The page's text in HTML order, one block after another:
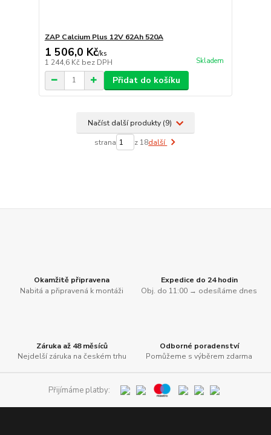
ZAP Calcium Plus 12V 62Ah 520A
1 506,0 Kč/ks
1 244,6 Kč bez DPH Skladem
Přidat do košíku
Načíst další produkty (9)
strana z 18další
Okamžitě připravena
Nabitá a připravená k montáži
Expedice do 24 hodin
Obj. do 11:00 → odesíláme dnes
Záruka až 48 měsíců
Nejdelší záruka na českém trhu
Odborné poradenství
Pomůžeme s výběrem zdarma
Přijímáme platby: